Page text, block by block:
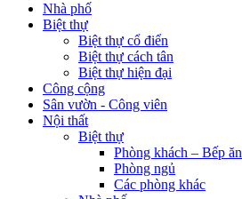
Nhà phố
Biệt thự
Biệt thự cổ điển
Biệt thự cách tân
Biệt thự hiện đại
Công cộng
Sân vườn - Công viên
Nội thất
Biệt thự
Phòng khách – Bếp ăn
Phòng ngủ
Các phòng khác